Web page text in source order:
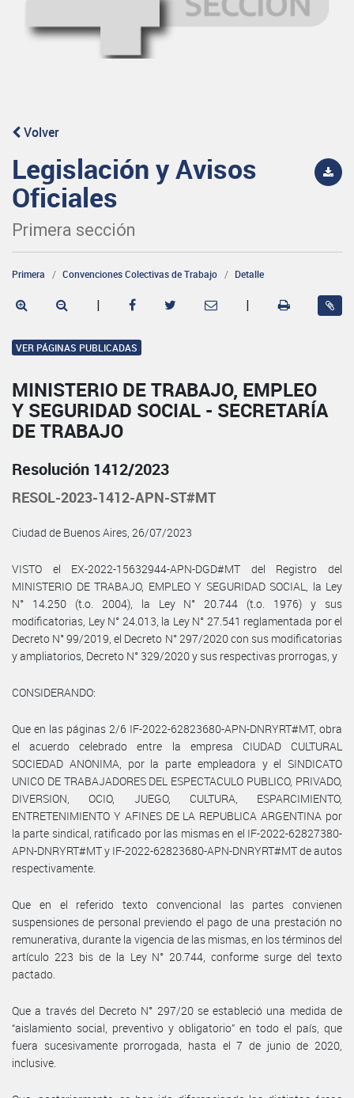
Volver
Legislación y Avisos
Oficiales
Primera sección
Primera Convenciones Colectivas de Trabajo Detalle
| |
VER PÁGINAS PUBLICADAS
MINISTERIO DE TRABAJO, EMPLEO
Y SEGURIDAD SOCIAL - SECRETARÍA
DE TRABAJO
Resolución 1412/2023
RESOL-2023-1412-APN-ST#MT
Ciudad de Buenos Aires, 26/07/2023
VISTO el EX-2022-15632944-APN-DGD#MT del Registro del
MINISTERIO DE TRABAJO, EMPLEO Y SEGURIDAD SOCIAL, la Ley
N° 14.250 (t.o. 2004), la Ley N° 20.744 (t.o. 1976) y sus
modificatorias, Ley N° 24.013, la Ley N° 27.541 reglamentada por el
Decreto N° 99/2019, el Decreto N° 297/2020 con sus modificatorias
y ampliatorios, Decreto N° 329/2020 y sus respectivas prorrogas, y
CONSIDERANDO:
Que en las páginas 2/6 IF-2022-62823680-APN-DNRYRT#MT, obra
el acuerdo celebrado entre la empresa CIUDAD CULTURAL
SOCIEDAD ANONIMA, por la parte empleadora y el SINDICATO
UNICO DE TRABAJADORES DEL ESPECTACULO PUBLICO, PRIVADO,
DIVERSION, OCIO, JUEGO, CULTURA, ESPARCIMIENTO,
ENTRETENIMIENTO Y AFINES DE LA REPUBLICA ARGENTINA por
la parte sindical, ratificado por las mismas en el IF-2022-62827380-
APN-DNRYRT#MT y IF-2022-62823680-APN-DNRYRT#MT de autos
respectivamente.
Que en el referido texto convencional las partes convienen
suspensiones de personal previendo el pago de una prestación no
remunerativa, durante la vigencia de las mismas, en los términos del
artículo 223 bis de la Ley N° 20.744, conforme surge del texto
pactado.
Que a través del Decreto N° 297/20 se estableció una medida de
“aislamiento social, preventivo y obligatorio” en todo el país, que
fuera sucesivamente prorrogada, hasta el 7 de junio de 2020,
inclusive.